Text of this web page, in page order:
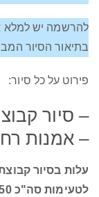
להרשמה יש למלא
בתיאור הסיור
פירוט על כל סיור:
– סיור
– אמנות
לטעימות סה"כ 50 פאונד לאדם –